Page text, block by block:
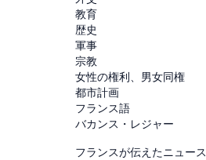
教育
歴史
軍事
宗教
女性の権利、男女同権
都市計画
フランス語
バカンス・レジャー
フランスが伝えたニュース